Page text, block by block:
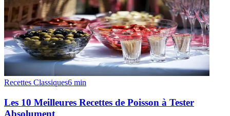
Recettes Classiques6 min
Les 10 Meilleures Recettes de Poisson à Tester
Absolument